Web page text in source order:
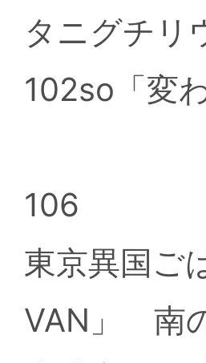
タニグチリ
102so「変
106
東京異国
VAN」 南